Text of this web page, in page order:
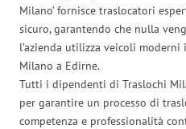
Milano’ fornisce traslocatori
sicuro, garantendo che nulla
l’azienda utilizza veicoli
Milano a Edirne.
Tutti i dipendenti di Traslochi
per garantire un processo di
competenza e professionalità